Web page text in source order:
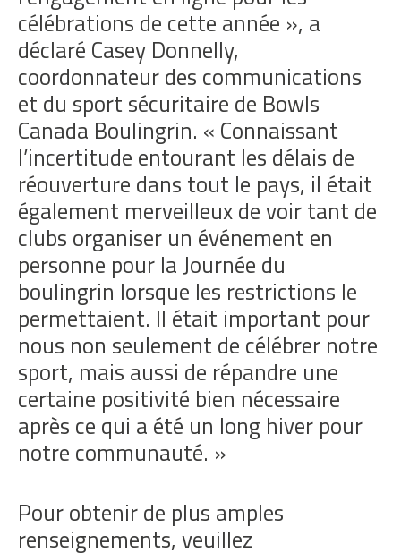
célébrations de cette année », a
déclaré Casey Donnelly,
coordonnateur des communications
et du sport sécuritaire de Bowls
Canada Boulingrin. « Connaissant
l’incertitude entourant les délais de
réouverture dans tout le pays, il était
également merveilleux de voir tant de
clubs organiser un événement en
personne pour la Journée du
boulingrin lorsque les restrictions le
permettaient. Il était important pour
nous non seulement de célébrer notre
sport, mais aussi de répandre une
certaine positivité bien nécessaire
après ce qui a été un long hiver pour
notre communauté. »
Pour obtenir de plus amples
renseignements, veuillez